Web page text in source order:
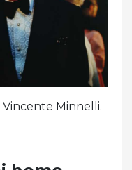
Minnelli.